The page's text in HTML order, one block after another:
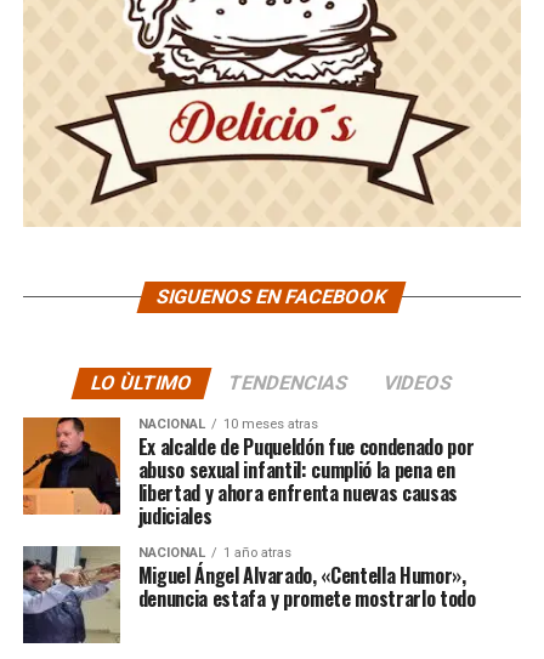
SIGUENOS EN FACEBOOK
LO ÙLTIMO TENDENCIAS VIDEOS
NACIONAL 10 meses atras
Ex alcalde de Puqueldón fue condenado por
abuso sexual infantil: cumplió la pena en
libertad y ahora enfrenta nuevas causas
judiciales
NACIONAL 1 año atras
Miguel Ángel Alvarado, «Centella Humor»,
denuncia estafa y promete mostrarlo todo